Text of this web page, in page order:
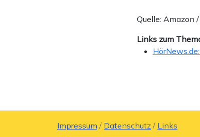
Quelle: Amazon
Links zum
Impressum / Datenschutz / Links